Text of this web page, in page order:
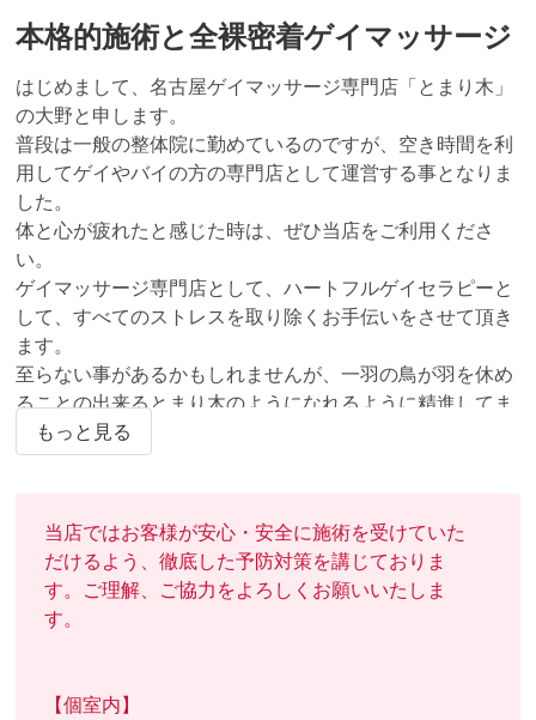
本格的施術と全裸密着ゲイマッサージ
はじめまして、名古屋ゲイマッサージ専門店「とまり木」
の大野と申します。
普段は一般の整体院に勤めているのですが、空き時間を利
用してゲイやバイの方の専門店として運営する事となりま
した。
体と心が疲れたと感じた時は、ぜひ当店をご利用くださ
い。
ゲイマッサージ専門店として、ハートフルゲイセラピーと
して、すべてのストレスを取り除くお手伝いをさせて頂き
ます。
至らない事があるかもしれませんが、一羽の鳥が羽を休め
ることの出来るとまり木のようになれるように精進してま
いります。
お客様のお越しを心よりお待ちしております。
もっと見る
当店ではお客様が安心・安全に施術を受けていた
だけるよう、徹底した予防対策を講じておりま
す。ご理解、ご協力をよろしくお願いいたしま
す。
【個室内】